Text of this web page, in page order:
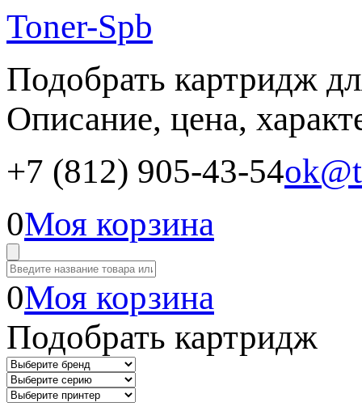
Toner-Spb
Подобрать картридж
Описание, цена,
+7 (812) 905-43-54
0Моя корзина
0Моя корзина
Подобрать картридж